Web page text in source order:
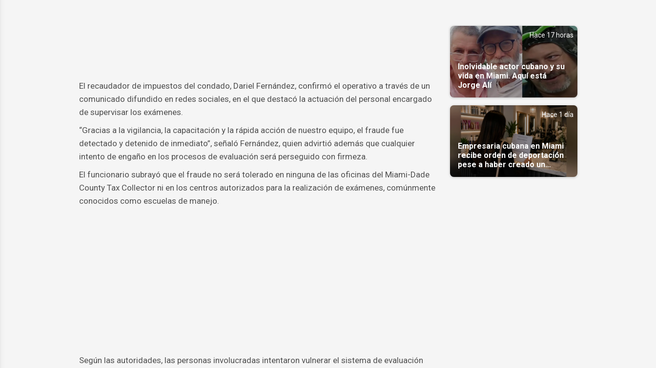
El recaudador de impuestos del condado, Dariel Fernández, confirmó el operativo a través de un
comunicado difundido en redes sociales, en el que destacó la actuación del personal encargado
de supervisar los exámenes.
“Gracias a la vigilancia, la capacitación y la rápida acción de nuestro equipo, el fraude fue
detectado y detenido de inmediato”, señaló Fernández, quien advirtió además que cualquier
intento de engaño en los procesos de evaluación será perseguido con firmeza.
El funcionario subrayó que el fraude no será tolerado en ninguna de las oficinas del Miami-Dade
County Tax Collector ni en los centros autorizados para la realización de exámenes, comúnmente
conocidos como escuelas de manejo.
Según las autoridades, las personas involucradas intentaron vulnerar el sistema de evaluación
Hace 17 horas
Inolvidable actor cubano y su
vida en Miami. Aquí está
Jorge Alí
Hace 1 día
Empresaria cubana en Miami
recibe orden de deportación
pese a haber creado un